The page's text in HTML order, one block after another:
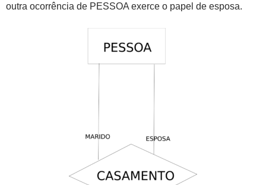
outra ocorrência de PESSOA exerce o papel de esposa.